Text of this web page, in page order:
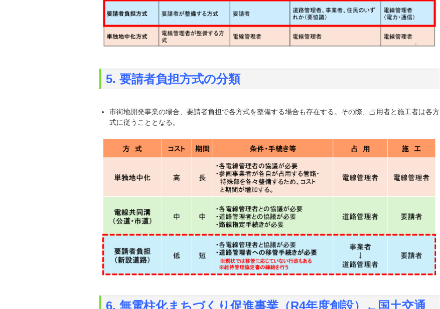
5. 要請者負担方式の分類
市街地開発事業の場合、要請者負担で各方式を整備する場合も存在する。その際、占用者と施工者は各方
式に従うこととなる。
6. 無電柱化まちづくり促進事業（R4年度創設）←国土交通